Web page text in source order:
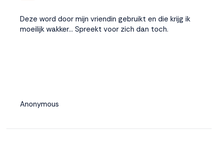
Deze word door mijn vriendin gebruikt en die krijg ik
moeilijk wakker... Spreekt voor zich dan toch.
Anonymous